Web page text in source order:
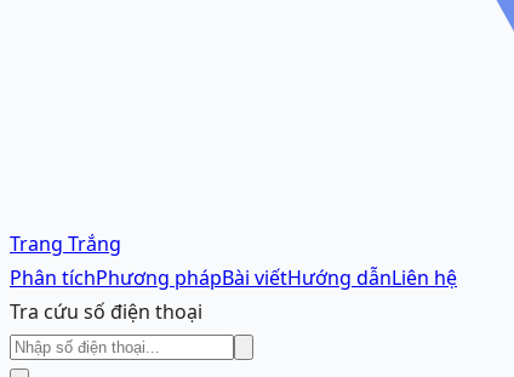
Trang Trắng
Phân tíchPhương phápBài viếtHướng dẫnLiên hệ
Tra cứu số điện thoại